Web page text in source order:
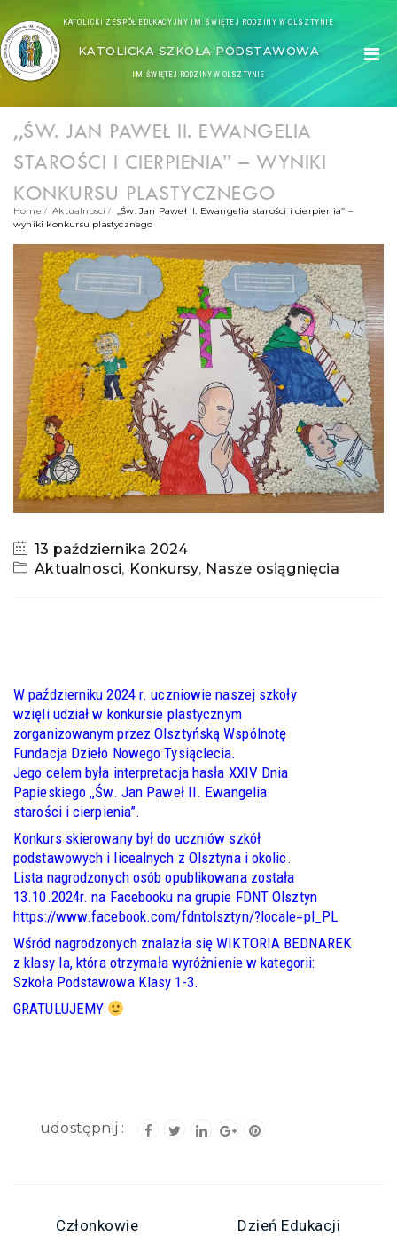
KATOLICKI ZESPÓŁ EDUKACYJNY IM. ŚWIĘTEJ RODZINY W OLSZTYNIE
KATOLICKA SZKOŁA PODSTAWOWA
IM. ŚWIĘTEJ RODZINY W OLSZTYNIE
,,ŚW. JAN PAWEŁ II. EWANGELIA
STAROŚCI I CIERPIENIA’’ – WYNIKI
KONKURSU PLASTYCZNEGO
Home Aktualnosci
,,Św. Jan Paweł II. Ewangelia starości i cierpienia’’ –
wyniki konkursu plastycznego
13 października 2024
Aktualnosci, Konkursy, Nasze osiągnięcia
W październiku 2024 r. uczniowie naszej szkoły
wzięli udział w konkursie plastycznym
zorganizowanym przez Olsztyńską Wspólnotę
Fundacja Dzieło Nowego Tysiąclecia.
Jego celem była interpretacja hasła XXIV Dnia
Papieskiego ,,Św. Jan Paweł II. Ewangelia
starości i cierpienia”.
Konkurs skierowany był do uczniów szkół
podstawowych i licealnych z Olsztyna i okolic.
Lista nagrodzonych osób opublikowana została
13.10.2024r. na Facebooku na grupie FDNT Olsztyn
https://www.facebook.com/fdntolsztyn/?locale=pl_PL
Wśród nagrodzonych znalazła się WIKTORIA BEDNAREK
z klasy Ia, która otrzymała wyróżnienie w kategorii:
Szkoła Podstawowa Klasy 1-3.
GRATULUJEMY
Członkowie
Dzień Edukacji